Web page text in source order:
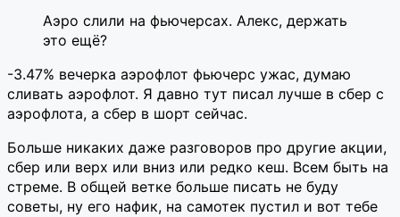
Аэро слили на фьючерсах. Алекс, держать
это ещё?
-3.47% вечерка аэрофлот фьючерс ужас, думаю
сливать аэрофлот. Я давно тут писал лучше в сбер с
аэрофлота, а сбер в шорт сейчас.
Больше никаких даже разговоров про другие акции,
сбер или верх или вниз или редко кеш. Всем быть на
стреме. В общей ветке больше писать не буду
советы, ну его нафик, на самотек пустил и вот тебе